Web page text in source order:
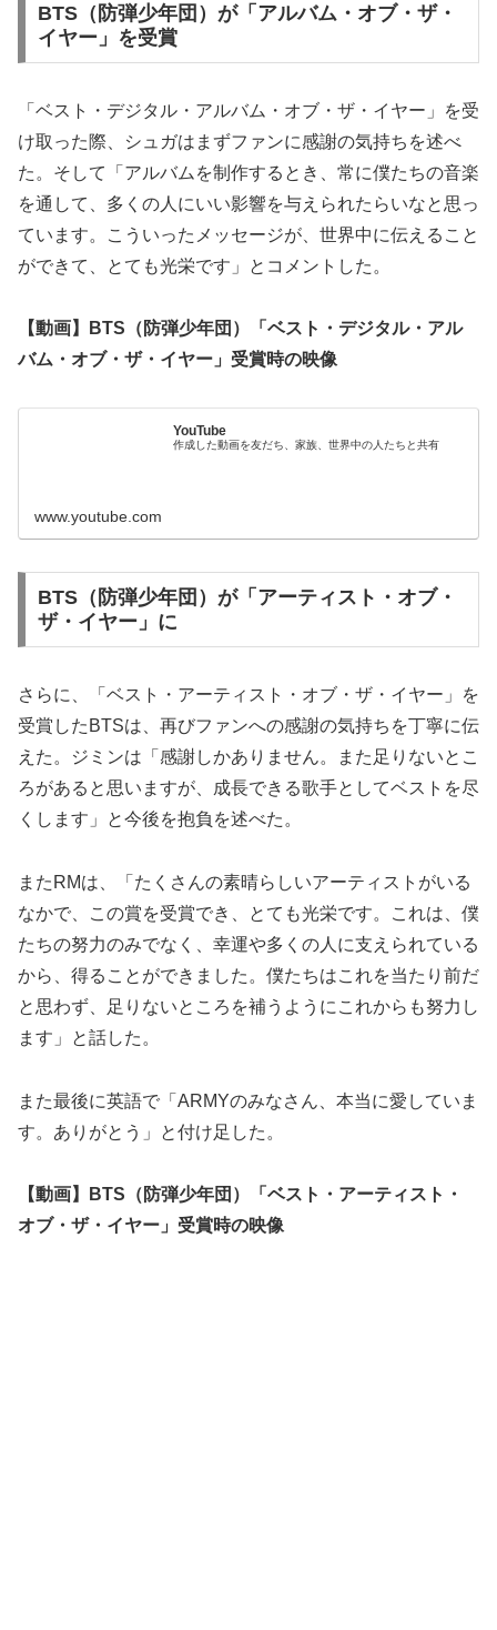
BTS（防弾少年団）が「アルバム・オブ・ザ・
イヤー」を受賞
「ベスト・デジタル・アルバム・オブ・ザ・イヤー」を受
け取った際、シュガはまずファンに感謝の気持ちを述べ
た。そして「アルバムを制作するとき、常に僕たちの音楽
を通して、多くの人にいい影響を与えられたらいなと思っ
ています。こういったメッセージが、世界中に伝えること
ができて、とても光栄です」とコメントした。
【動画】BTS（防弾少年団）「ベスト・デジタル・アル
バム・オブ・ザ・イヤー」受賞時の映像
YouTube
作成した動画を友だち、家族、世界中の人たちと共有
www.youtube.com
BTS（防弾少年団）が「アーティスト・オブ・
ザ・イヤー」に
さらに、「ベスト・アーティスト・オブ・ザ・イヤー」を
受賞したBTSは、再びファンへの感謝の気持ちを丁寧に伝
えた。ジミンは「感謝しかありません。また足りないとこ
ろがあると思いますが、成長できる歌手としてベストを尽
くします」と今後を抱負を述べた。
またRMは、「たくさんの素晴らしいアーティストがいる
なかで、この賞を受賞でき、とても光栄です。これは、僕
たちの努力のみでなく、幸運や多くの人に支えられている
から、得ることができました。僕たちはこれを当たり前だ
と思わず、足りないところを補うようにこれからも努力し
ます」と話した。
また最後に英語で「ARMYのみなさん、本当に愛していま
す。ありがとう」と付け足した。
【動画】BTS（防弾少年団）「ベスト・アーティスト・
オブ・ザ・イヤー」受賞時の映像